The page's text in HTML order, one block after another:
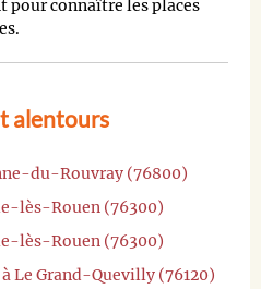
pour connaître les places
alentours
du-Rouvray (76800)
lès-Rouen (76300)
lès-Rouen (76300)
Le Grand-Quevilly (76120)